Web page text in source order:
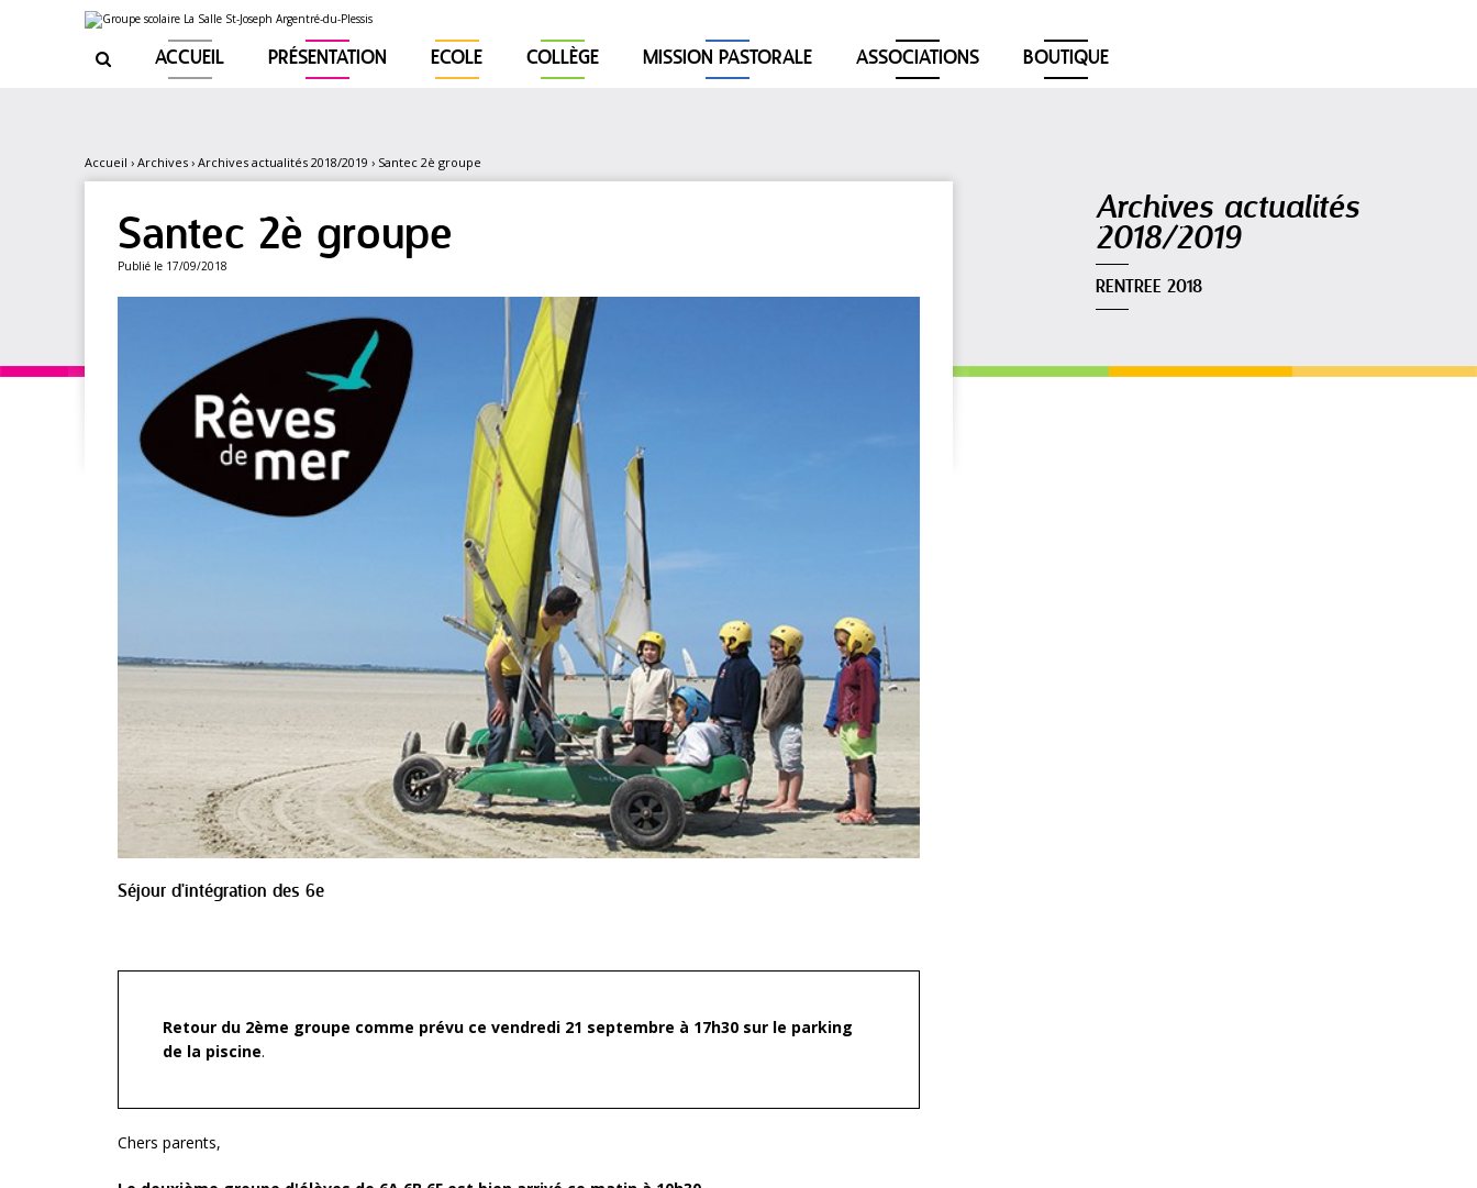
 ACCUEIL PRÉSENTATION ECOLE COLLÈGE MISSION PASTORALE ASSOCIATIONS BOUTIQUE
Accueil › Archives › Archives actualités 2018/2019 › Santec 2è groupe
Santec 2è groupe
Publié le 17/09/2018
Séjour d'intégration des 6e
Retour du 2ème groupe comme prévu ce vendredi 21 septembre à 17h30 sur le parking
de la piscine.
Chers parents,
Archives actualités
2018/2019
RENTREE 2018